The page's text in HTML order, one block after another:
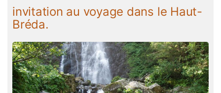
du
invitation au voyage dans le Haut-
Bréda.